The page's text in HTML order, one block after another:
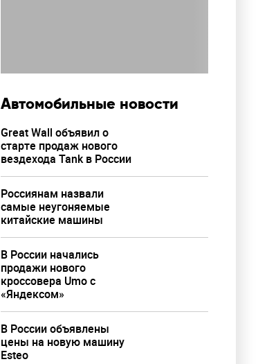
Автомобильные новости
Great Wall объявил о
старте продаж нового
вездехода Tank в России
Россиянам назвали
самые неугоняемые
китайские машины
В России начались
продажи нового
кроссовера Umo с
«Яндексом»
В России объявлены
цены на новую машину
Esteo